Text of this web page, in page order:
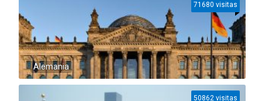
Alemania
71680 visitas
50862 visitas